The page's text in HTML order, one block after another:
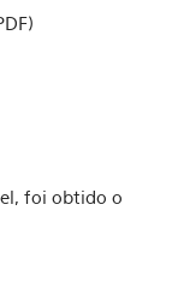
foi obtido o